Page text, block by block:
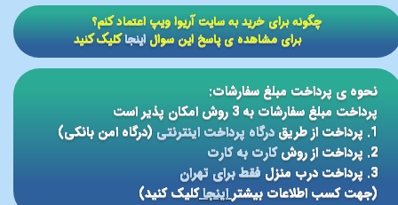
نحوه ی پرداخت مبلغ سفارشات:
پرداخت مبلغ سفارشات به 3 روش امکان پذیر است
1. پرداخت از طریق
درگاه پرداخت اینترنتی(درگاه امن بانکی)
2. پرداخت از روش
کارت به کارت
3. پرداخت درب منزل
فقط برای تهران
(جهت کسب اطلاعات بیشتر اینجاکلیک کنید)
​​چگونه برای خرید به سایت آریوا ویپ اعتماد کنم؟
برای مشاهده ی پاسخ این سوالاینجاکلیک کنید